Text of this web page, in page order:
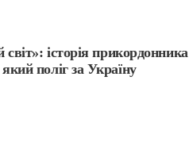
історія прикордонника
поліг за Україну